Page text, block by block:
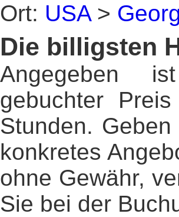
Ort: USA>
Die billigsten
Angegeben
gebuchter
Stunden.
konkretes
ohne Gewähr,
Sie bei der